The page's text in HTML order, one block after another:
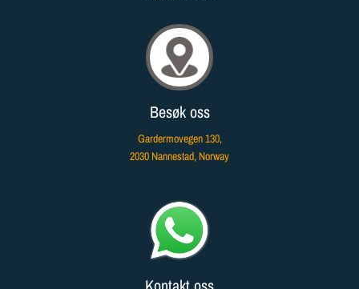
Besøk oss
Gardermovegen 130,
2030 Nannestad, Norway​